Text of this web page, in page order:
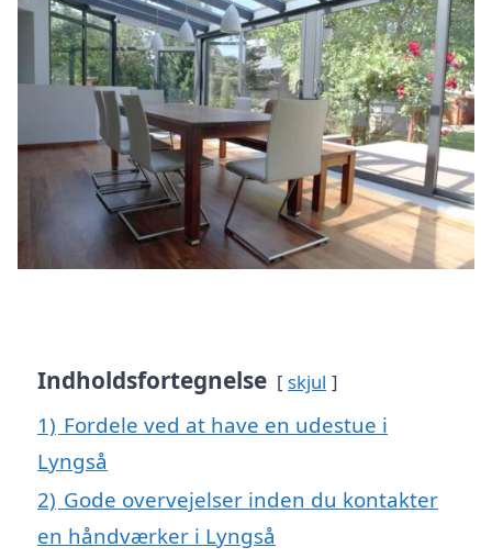
Indholdsfortegnelse skjul
1) Fordele ved at have en udestue i
Lyngså
2) Gode overvejelser inden du kontakter
en håndværker i Lyngså